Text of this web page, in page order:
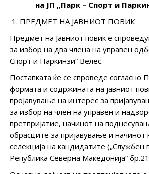
на ЈП „Парк – Спорт и
ПРЕДМЕТ НА ЈАВНИОТ ПОВИК
Предмет на Јавниот повик е
за избор на два члена на управен
Спорт и Паркинзи“ Велес.
Постапката ќе се спроведе согласно
формата и содржината на јавниот
пројавување на интерес за
за избор на член на управен и
претпријатие, начинот на
обрасците за пријавување и
селекција на кандидатите („Службен
Република Северна Македонија“